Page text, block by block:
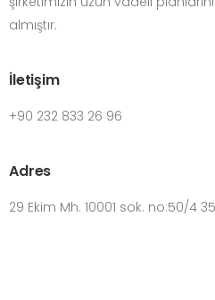
almıştır.
İletişim
+90 232 833 26 96
Adres
29 Ekim Mh. 10001 sok. no:50/4